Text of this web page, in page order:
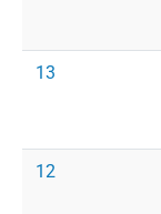
13
12